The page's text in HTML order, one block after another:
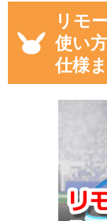
リモ
使い
仕様